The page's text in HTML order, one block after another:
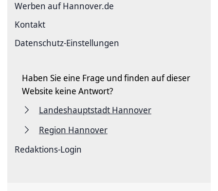
Werben auf Hannover.de
Kontakt
Datenschutz-Einstellungen
Haben Sie eine Frage und finden auf dieser
Website keine Antwort?
Landeshauptstadt Hannover
Region Hannover
Redaktions-Login